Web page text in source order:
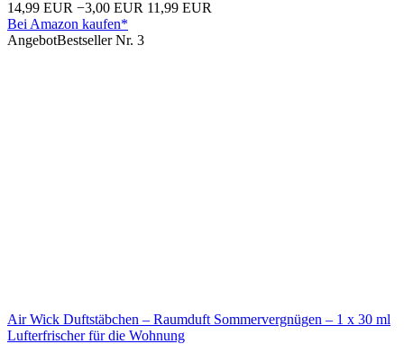
14,99 EUR −3,00 EUR 11,99 EUR
Bei Amazon kaufen*
AngebotBestseller Nr. 3
Air Wick Duftstäbchen – Raumduft Sommervergnügen – 1 x 30 ml
Lufterfrischer für die Wohnung